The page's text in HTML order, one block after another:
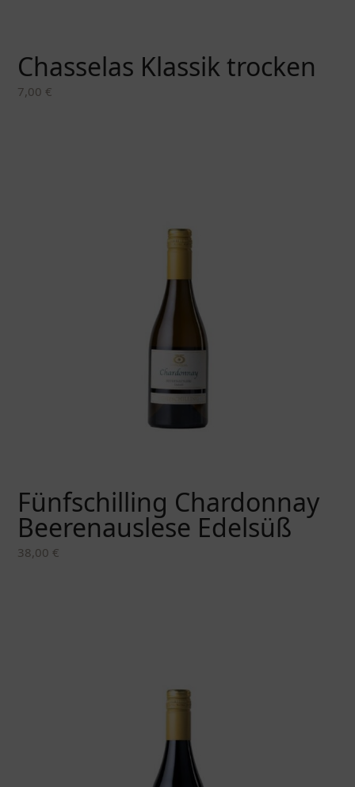
Chasselas Klassik trocken
7,00 €
Fünfschilling Chardonnay
Beerenauslese Edelsüß
38,00 €